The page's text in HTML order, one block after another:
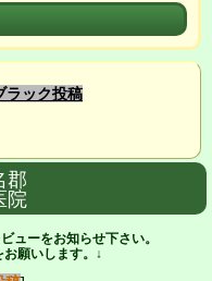
ラック投稿
郡
院
ューをお知らせ下さい。
願いします。↓